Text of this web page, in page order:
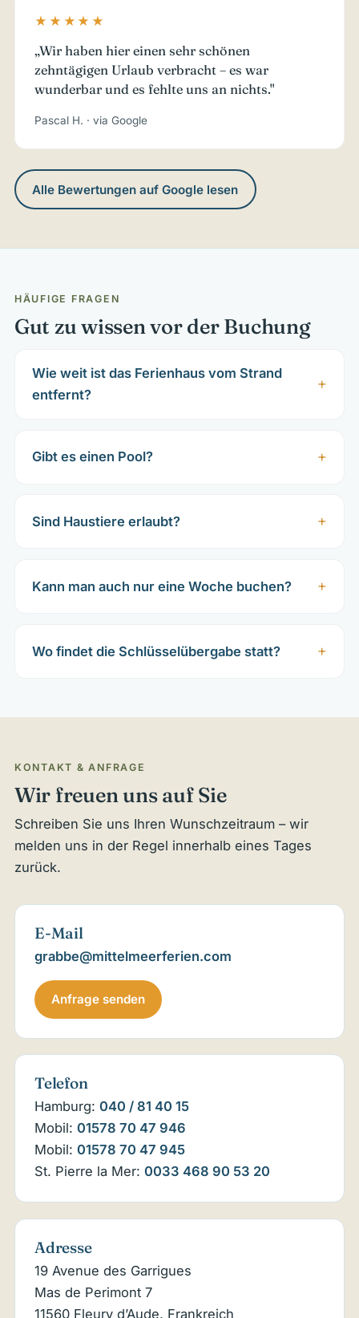
★★★★★
„Wir haben hier einen sehr schönen
zehntägigen Urlaub verbracht – es war
wunderbar und es fehlte uns an nichts."
Pascal H. · via Google
Alle Bewertungen auf Google lesen
HÄUFIGE FRAGEN
Gut zu wissen vor der Buchung
Wie weit ist das Ferienhaus vom Strand
entfernt?
Gibt es einen Pool?
Sind Haustiere erlaubt?
Kann man auch nur eine Woche buchen?
Wo findet die Schlüsselübergabe statt?
KONTAKT & ANFRAGE
Wir freuen uns auf Sie
Schreiben Sie uns Ihren Wunschzeitraum – wir
melden uns in der Regel innerhalb eines Tages
zurück.
E-Mail
grabbe@mittelmeerferien.com
Anfrage senden
Telefon
Hamburg: 040 / 81 40 15
Mobil: 01578 70 47 946
Mobil: 01578 70 47 945
St. Pierre la Mer: 0033 468 90 53 20
Adresse
19 Avenue des Garrigues
Mas de Perimont 7
11560 Fleury d’Aude, Frankreich